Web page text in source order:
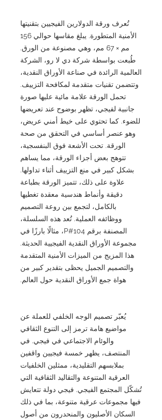
تُعرف ورقة الدولارين الفيجيين بتقنيتها
الأمنية المتطورة. يبلغ مقاسها حوالي 156
مم × 67 مم، وهي مصنوعة من الورق.
طُبعت بواسطة شركة دي لا رو، الشركة
العالمية الرائدة في صناعة الأوراق النقدية،
وتتضمن تقنيات متقدمة لمكافحة التزييف.
تحمل الورقة علامة مائية عليها صورة
جانبية لفيجي، تظهر بوضوح عند تعريضها
للضوء. كما تحتوي على خيط أمني عريض،
وهو عنصر أساسي في التحقق من صحة
الورقة. تحت الأشعة فوق البنفسجية،
تتوهج بعض أجزاء الورقة، مما يساهم
بشكل كبير في منع التزييف أثناء تداولها.
علاوة على ذلك، تتميز الورقة بطباعة
دقيقة وأنماط هندسية معقدة تغطيها
بالكامل، لتجمع بين روعة التصميم
ووظائفه العملية. تُعد هذه السلسلة،
المصنفة برقم P#104، مثالًا بارزًا في
مجموعة الأوراق النقدية الفيجيية الحديثة.
هذا المزيج من الميزات الأمنية المتقدمة
والتصميم الجميل يحظى بتقدير كبير من
هواة جمع الأوراق النقدية حول العالم.
يُعبّر تصميم الوجه الخلفي للعملة عن
مواضيع هامة ترمز إلى التنوع الثقافي
والوئام الاجتماعي في فيجي. في
المنتصف، يظهر خمسة فيجيين واقفين
بملابسهم التقليدية، ممثلين الخلفيات
العرقية المتنوعة والتقاليد الثقافية التي
تُشكّل المجتمع الفيجي. فيجي دولة تتعايش
فيها مجموعات عرقية متنوعة، بما في ذلك
السكان الأصليون والمنحدرون من أصول